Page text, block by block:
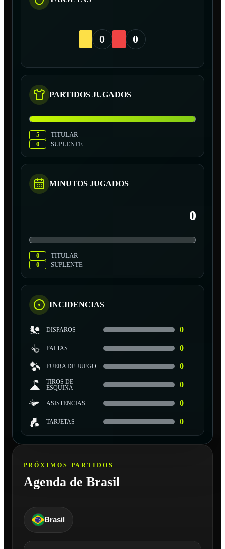
0 0
PARTIDOS JUGADOS
5
TITULAR
0
SUPLENTE
MINUTOS JUGADOS
0
0
TITULAR
0
SUPLENTE
INCIDENCIAS
DISPAROS 0
FALTAS 0
FUERA DE JUEGO 0
TIROS DE
ESQUINA
0
ASISTENCIAS 0
TARJETAS 0
PRÓXIMOS PARTIDOS
Agenda de Brasil
Brasil